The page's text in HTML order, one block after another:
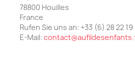
78800 Houilles
France
Rufen Sie uns an: +33 (6) 28 22 19
E-Mail: